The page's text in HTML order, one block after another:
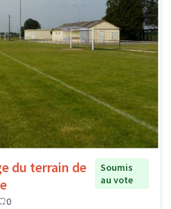
du terrain de
Soumis
au vote
0